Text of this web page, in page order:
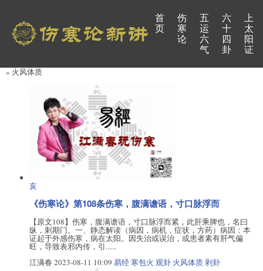
首
页
伤
寒
论
五
运
六
气
六
十
四
卦
上
太
阳
证
» 火风体质
亥
《伤寒论》第108条伤寒，腹满谵语，寸口脉浮而
【原文108】伤寒，腹满谵语，寸口脉浮而紧，此肝乘脾也，名曰
纵，刺期门。一、静态解读（病因，病机，症状，方药）病因：本
证起于外感伤寒，病在太阳。因失治或误治，或患者素有肝气偏
旺，导致表邪内传，引......
江满春 2023-08-11 10:09 易经寒包火 观卦 火风体质剥卦